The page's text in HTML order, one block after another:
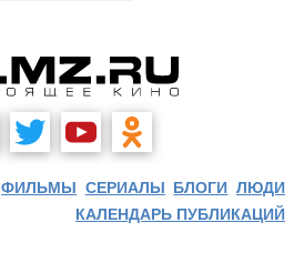
ФИЛЬМЫ СЕРИАЛЫ БЛОГИ ЛЮДИ
КАЛЕНДАРЬ ПУБЛИКАЦИЙ